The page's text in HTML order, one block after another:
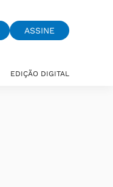
ASSINE
EDIÇÃO DIGITAL